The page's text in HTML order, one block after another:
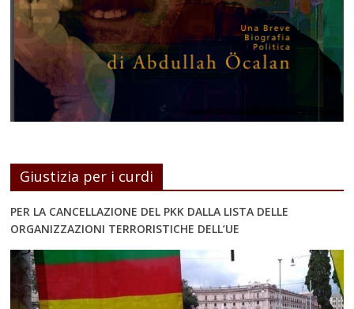
Giustizia per i curdi
PER LA CANCELLAZIONE DEL PKK DALLA LISTA DELLE
ORGANIZZAZIONI TERRORISTICHE DELL’UE